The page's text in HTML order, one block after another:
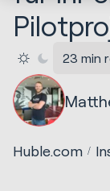
23 min
Huble.com